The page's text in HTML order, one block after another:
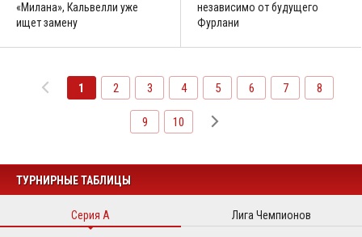
«Милана», Кальвелли уже
ищет замену
независимо от будущего
Фурлани
1 2 3 4 5 6 7 8
9 10
ТУРНИРНЫЕ ТАБЛИЦЫ
Серия А Лига Чемпионов